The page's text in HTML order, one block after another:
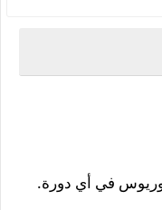
في أي دورة.